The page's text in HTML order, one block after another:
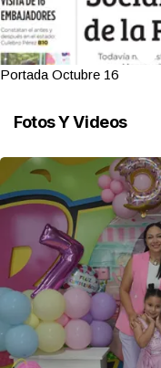
Portada Octubre 16
Fotos Y Videos